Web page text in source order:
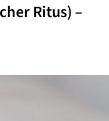
Ritus) –